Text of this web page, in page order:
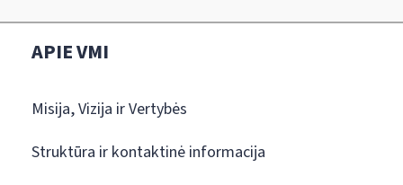
APIE VMI
Misija, Vizija ir Vertybės
Struktūra ir kontaktinė informacija